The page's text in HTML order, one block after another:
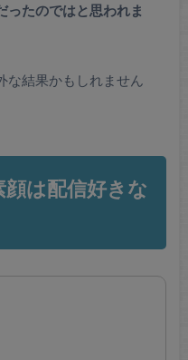
ったのではと思われま
結果かもしれません
は配信好きな